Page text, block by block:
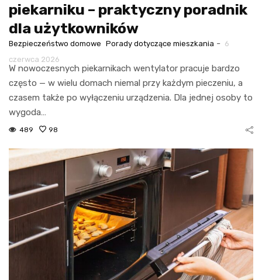
piekarniku – praktyczny poradnik
dla użytkowników
Bezpieczeństwo domowe Porady dotyczące mieszkania - 6
czerwca 2026
W nowoczesnych piekarnikach wentylator pracuje bardzo
często — w wielu domach niemal przy każdym pieczeniu, a
czasem także po wyłączeniu urządzenia. Dla jednej osoby to
wygoda…
489 98